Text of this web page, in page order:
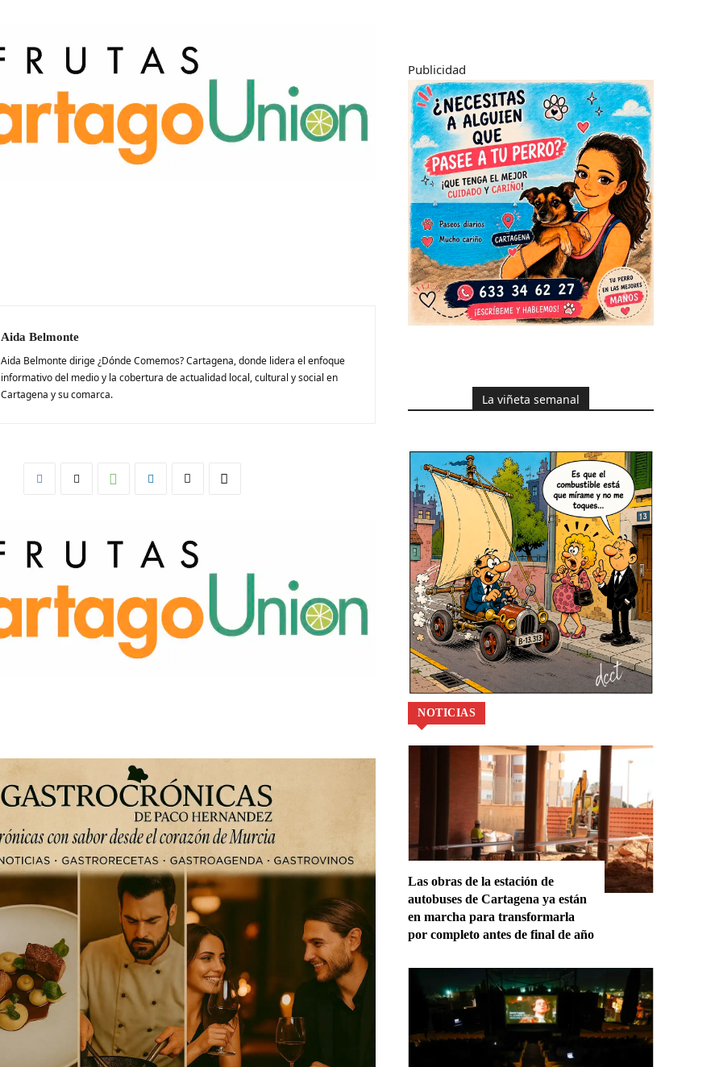
Aida Belmonte
Aida Belmonte dirige ¿Dónde Comemos? Cartagena, donde lidera el enfoque
informativo del medio y la cobertura de actualidad local, cultural y social en
Cartagena y su comarca.
Publicidad
La viñeta semanal
NOTICIAS
Las obras de la estación de
autobuses de Cartagena ya están
en marcha para transformarla
por completo antes de final de año